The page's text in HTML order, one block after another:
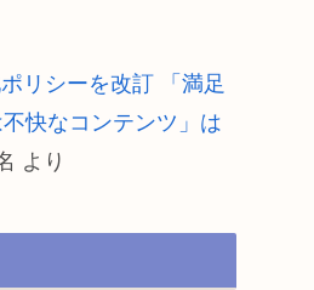
リシーを改訂 「満足
快なコンテンツ」は
より